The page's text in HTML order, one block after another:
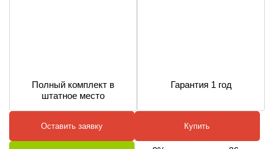
Полный комплект в
штатное место
Гарантия 1 год
Оставить заявку Купить